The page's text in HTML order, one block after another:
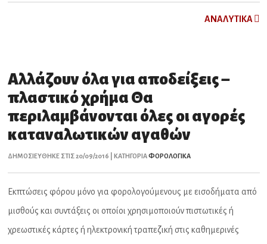
ΑNAΛYTIKA
Αλλάζουν όλα για αποδείξεις –
πλαστικό χρήμα Θα
περιλαμβάνονται όλες οι αγορές
καταναλωτικών αγαθών
ΔΗΜΟΣΙΕΥΘΗΚΕ ΣΤΙΣ 20/09/2016 | ΚΑΤΗΓΟΡΙΑΦΟΡΟΛΟΓΙΚΑ
Εκπτώσεις φόρου μόνο για φορολογούμενους με εισοδήματα από
μισθούς και συντάξεις οι οποίοι χρησιμοποιούν πιστωτικές ή
χρεωστικές κάρτες ή ηλεκτρονική τραπεζική στις καθημερινές